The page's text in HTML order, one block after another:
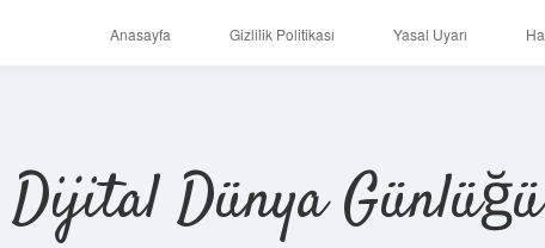
Anasayfa Gizlilik Politikası Yasal Uyarı
Dijital Dünya Günlüğü